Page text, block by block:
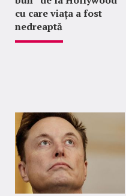
cu care viața a fost
nedreaptă